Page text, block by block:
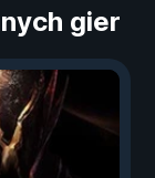
gier